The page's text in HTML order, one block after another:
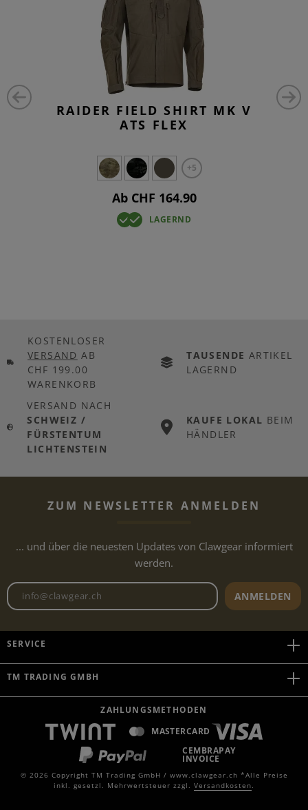
RAIDER FIELD SHIRT MK V
ATS FLEX
+5
Ab CHF 164.90
LAGERND
KOSTENLOSER
VERSAND AB
CHF 199.00
WARENKORB
TAUSENDE ARTIKEL
LAGERND
VERSAND NACH
SCHWEIZ /
FÜRSTENTUM
LICHTENSTEIN
KAUFE LOKAL BEIM
HÄNDLER
ZUM NEWSLETTER ANMELDEN
... und über die neuesten Updates von Clawgear informiert
werden.
Newsletter E-Mail-Adresse
ANMELDEN
SERVICE
TM TRADING GMBH
ZAHLUNGSMETHODEN
MASTERCARD
CEMBRAPAY
INVOICE
© 2026 Copyright TM Trading GmbH / www.clawgear.ch *Alle Preise
inkl. gesetzl. Mehrwertsteuer zzgl. Versandkosten.